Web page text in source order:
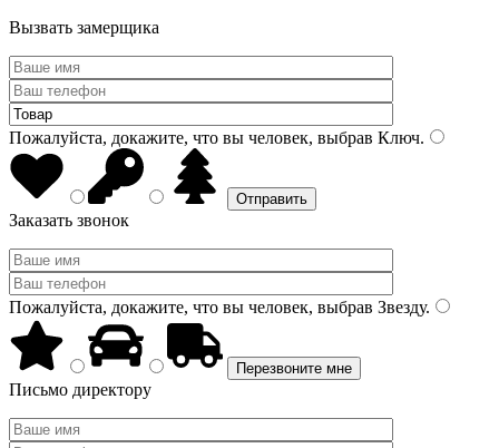
Вызвать замерщика
Пожалуйста, докажите, что вы человек, выбрав Ключ.
Заказать звонок
Пожалуйста, докажите, что вы человек, выбрав Звезду.
Письмо директору